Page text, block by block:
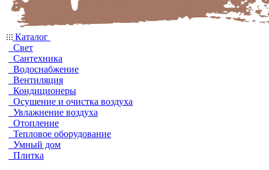
Каталог
Свет
Сантехника
Водоснабжение
Вентиляция
Кондиционеры
Осушение и очистка воздуха
Увлажнение воздуха
Отопление
Тепловое оборудование
Умный дом
Плитка